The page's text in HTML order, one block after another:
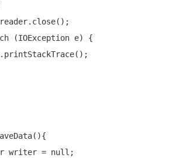
(IOException e) {
writer =
null ;